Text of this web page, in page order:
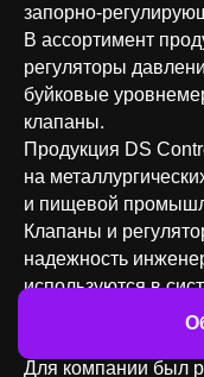
запорно-
В ассортимент
регуляторы
буйковые
клапаны.
Продукция DS
на
и пищевой
Клапаны и
надежность
используются в
вентиляции и
Для компании был